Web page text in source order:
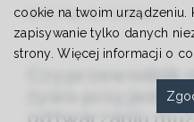
NFC „Tap to Connect”
Czy przewodnik
żywo przy
odtwarzaniu
cookie na twoim urządzeniu.
zapisywanie tylko danych
strony. Więcej informacji o